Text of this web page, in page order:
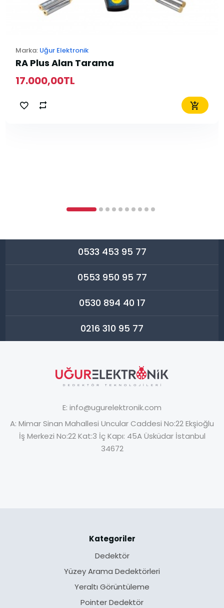
Marka: Uğur Elektronik
RA Plus Alan Tarama
17.000,00TL
0533 453 95 77
0553 950 95 77
0530 894 40 17
0216 310 95 77
E: info@ugurelektronik.com
A: Mimar Sinan Mahallesi Uncular Caddesi No:22 Ekşioğlu
İş Merkezi No:22 Kat:3 İç Kapı: 45A Üsküdar İstanbul
34672
Kategoriler
Dedektör
Yüzey Arama Dedektörleri
Yeraltı Görüntüleme
Pointer Dedektör